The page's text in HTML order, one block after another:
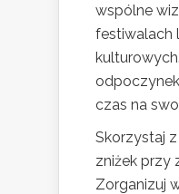
wspólne
festiwalach
czas na
Skorzystaj z
zniżek przy
Zorganizuj